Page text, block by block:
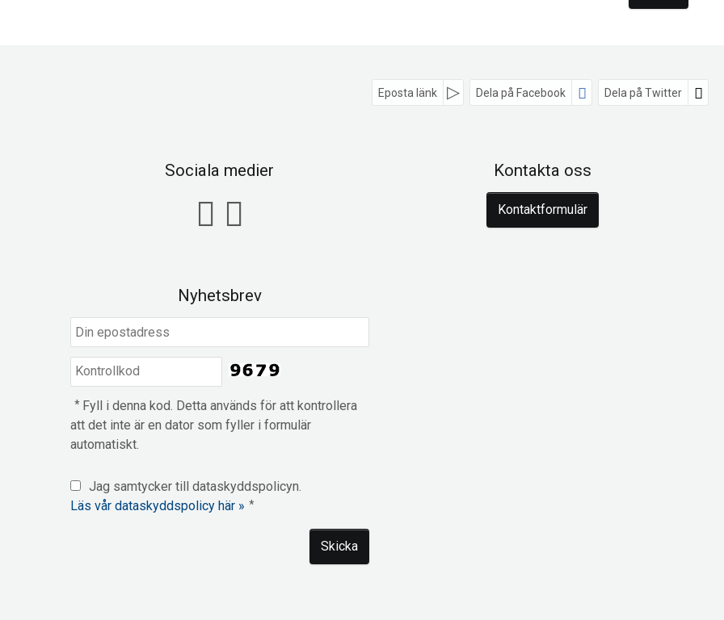
Eposta länk Dela på Facebook Dela på Twitter
Sociala medier Kontakta oss
Kontaktformulär
Nyhetsbrev
* Fyll i denna kod. Detta används för att kontrollera
att det inte är en dator som fyller i formulär
automatiskt.
Jag samtycker till dataskyddspolicyn.
Läs vår dataskyddspolicy här » *